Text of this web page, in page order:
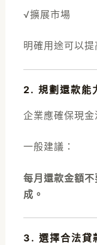
√擴展市場
明確用途可以提
2. 規劃還款能
企業應確保現金
一般建議：
每月還款金額
成。
3. 選擇合法貸